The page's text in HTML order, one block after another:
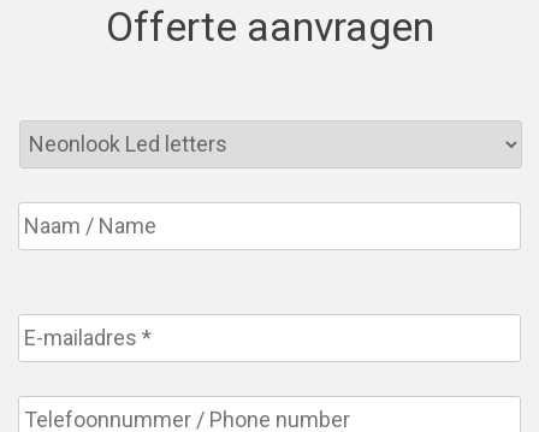
Offerte aanvragen
Product
Naam
E-
mailadres *
Telefoonnummer